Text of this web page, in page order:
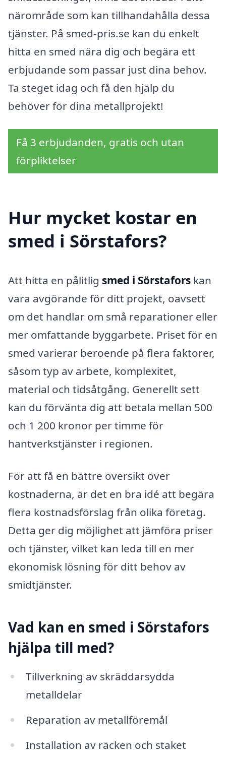
närområde som kan tillhandahålla dessa
tjänster. På smed-pris.se kan du enkelt
hitta en smed nära dig och begära ett
erbjudande som passar just dina behov.
Ta steget idag och få den hjälp du
behöver för dina metallprojekt!
Få 3 erbjudanden, gratis och utan
förpliktelser
Hur mycket kostar en
smed i Sörstafors?
Att hitta en pålitlig smed i Sörstafors kan
vara avgörande för ditt projekt, oavsett
om det handlar om små reparationer eller
mer omfattande byggarbete. Priset för en
smed varierar beroende på flera faktorer,
såsom typ av arbete, komplexitet,
material och tidsåtgång. Generellt sett
kan du förvänta dig att betala mellan 500
och 1 200 kronor per timme för
hantverkstjänster i regionen.
För att få en bättre översikt över
kostnaderna, är det en bra idé att begära
flera kostnadsförslag från olika företag.
Detta ger dig möjlighet att jämföra priser
och tjänster, vilket kan leda till en mer
ekonomisk lösning för ditt behov av
smidtjänster.
Vad kan en smed i Sörstafors
hjälpa till med?
Tillverkning av skräddarsydda
metalldelar
Reparation av metallföremål
Installation av räcken och staket